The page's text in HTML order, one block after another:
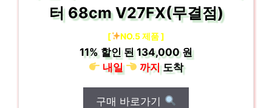
터 68cm V27FX(무결점)
[ NO.5 제품 ]
11% 할인 된134,000 원
내일
까지도착
구매 바로가기